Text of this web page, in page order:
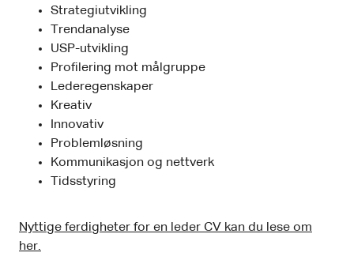
Strategiutvikling
Trendanalyse
USP-utvikling
Profilering mot målgruppe
Lederegenskaper
Kreativ
Innovativ
Problemløsning
Kommunikasjon og nettverk
Tidsstyring
Nyttige ferdigheter for en leder CV kan du lese om
her.